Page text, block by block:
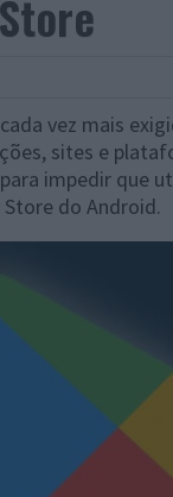
vez mais
sites e
impedir que
do Android.